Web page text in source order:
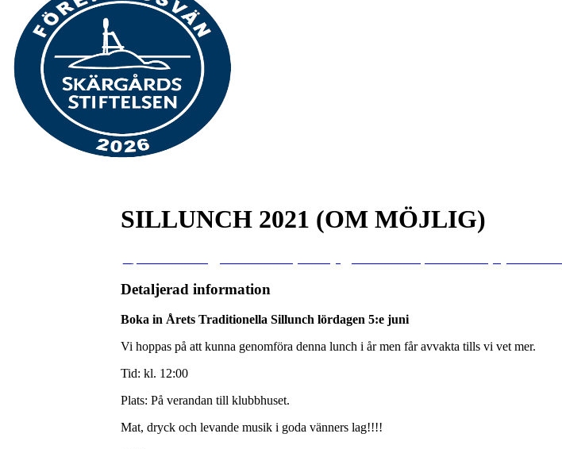
SILLUNCH 2021 (OM MÖJLIG)
Detaljerad information
Boka in Årets Traditionella Sillunch lördagen 5:e juni
Vi hoppas på att kunna genomföra denna lunch i år men får avvakta tills vi vet mer.
Tid: kl. 12:00
Plats: På verandan till klubbhuset.
Mat, dryck och levande musik i goda vänners lag!!!!